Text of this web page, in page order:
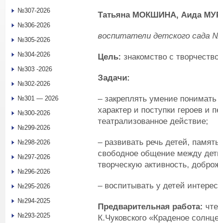
Татьяна МОКШИНА, Аида
воспитатели детского сада
Цель: знакомство с
Задачи:
– закреплять умение
характер и поступки героев и
театрализованное действие;
– развивать речь детей,
свободное общение между
творческую активность,
– воспитывать у детей
Предварительная работа:
К.Чуковского «Краденое
№307-2026
№306-2026
№305-2026
№304-2026
№303 -2026
№302-2026
№301 — 2026
№300-2026
№299-2026
№298-2026
№297-2026
№296-2026
№295-2026
№294-2025
№293-2025